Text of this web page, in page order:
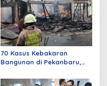
70 Kasus Kebakaran
Bangunan di Pekanbaru,
Listrik